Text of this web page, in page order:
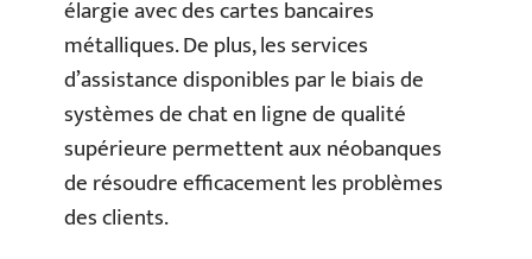
élargie avec des cartes bancaires
métalliques. De plus, les services
d’assistance disponibles par le biais de
systèmes de chat en ligne de qualité
supérieure permettent aux néobanques
de résoudre efficacement les problèmes
des clients.